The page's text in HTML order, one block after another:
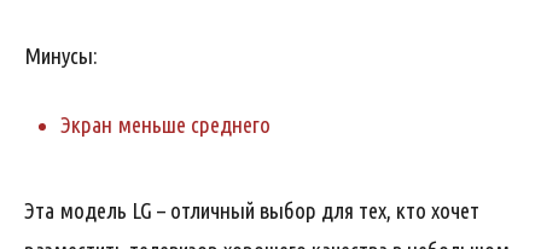
Минусы:
Экран меньше среднего
Эта модель LG – отличный выбор для тех, кто хочет